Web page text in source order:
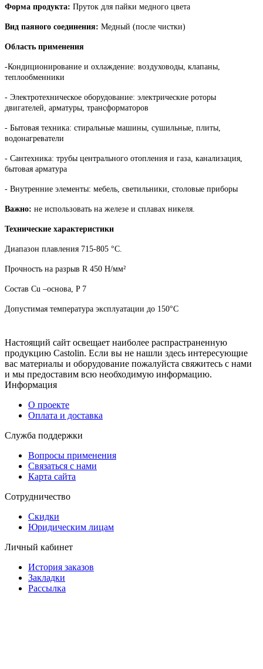
Форма продукта: Пруток для пайки медного цвета
Вид паяного соединения: Медный (после чистки)
Область применения
-Кондиционирование и охлаждение: воздуховоды, клапаны,
теплообменники
- Электротехническое оборудование: электрические роторы
двигателей, арматуры, трансформаторов
- Бытовая техника: стиральные машины, сушильные, плиты,
водонагреватели
- Сантехника: трубы центрального отопления и газа, канализация,
бытовая арматура
- Внутренние элементы: мебель, светильники, столовые приборы
Важно: не использовать на железе и сплавах никеля.
Технические характеристики
Диапазон плавления 715-805 °С.
Прочность на разрыв R 450 Н/мм²
Состав Сu –основа, P 7
Допустимая температура эксплуатации до 150°С
Настоящий сайт освещает наиболее распрастраненную
продукцию Castolin. Если вы не нашли здесь интересующие
вас материалы и оборудование пожалуйста свяжитесь с нами
и мы предоставим всю необходимую информацию.
Информация
О проекте
Оплата и доставка
Служба поддержки
Вопросы применения
Связаться с нами
Карта сайта
Сотрудничество
Скидки
Юридическим лицам
Личный кабинет
История заказов
Закладки
Рассылка